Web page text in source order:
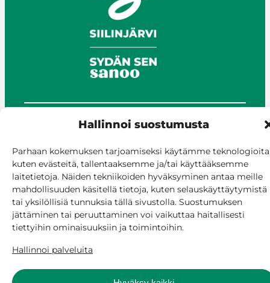
Hallinnoi suostumusta
Parhaan kokemuksen tarjoamiseksi käytämme
kuten evästeitä, tallentaaksemme ja/tai käyttääksemme
laitetietoja. Näiden tekniikoiden hyväksyminen antaa meille
mahdollisuuden käsitellä tietoja, kuten selauskäyttäytymistä
tai yksilöllisiä tunnuksia tällä sivustolla. Suostumuksen
jättäminen tai peruuttaminen voi vaikuttaa haitallisesti
tiettyihin ominaisuuksiin ja toimintoihin.
Hallinnoi palveluita
© Siilinjärvi 2025
Anna palautetta
Asioi verkossa
Laskutus ja maksaminen
Saavutettavuus
Evästekäytäntö
Hallitse suostumusta